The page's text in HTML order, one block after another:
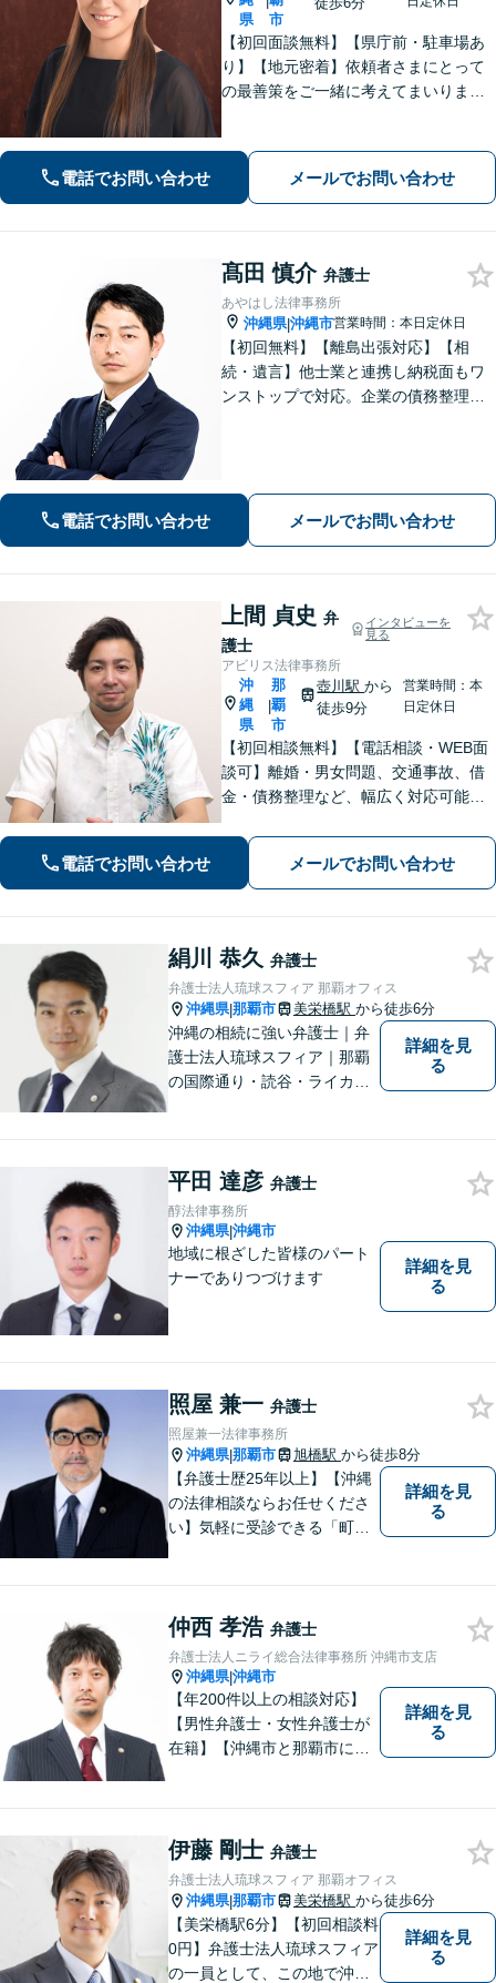
県
市
【初回面談無料】【県庁前・駐車場あ
り】【地元密着】依頼者さまにとって
の最善策をご一緒に考えてまいりま
【FP1級・宅地建物取引士・銀行業務
検定の資格あり】【WEB面談可】
電話でお問い合わせ メールでお問い合わせ
髙田 慎介 弁護士
あやはし法律事務所
沖縄県|沖縄市営業時間：本日定休日
【初回無料】【離島出張対応】【相
続・遺言】他士業と連携し納税面もワ
ンストップで対応。企業の債務整理も
り。家族にバレない整理を実現
電話でお問い合わせ メールでお問い合わせ
上間 貞史 弁
護士
インタビューを
見る
アビリス法律事務所
沖
縄
県
|
那
覇
市
壺川駅から
徒歩9分
営業時間：本
日定休日
【初回相談無料】【電話相談・WEB面
談可】離婚・男女問題、交通事故、借
金・債務整理など、幅広く対応可能で
談しやすい対応体制を整備していま
す。抱えているお悩みを解決いたしま
すので、お気軽にお問い合わせくださ
い。
電話でお問い合わせ メールでお問い合わせ
絹川 恭久 弁護士
弁護士法人琉球スフィア 那覇オフィス
沖縄県|那覇市 美栄橋駅 から徒歩6分
沖縄の相続に強い弁護士｜弁
護士法人琉球スフィア｜那覇
の国際通り・読谷・ライカム
を手掛けていきたいと思って
おります。どうぞよろしくお
願いします。
詳細を見
る
平田 達彦 弁護士
醇法律事務所
沖縄県|沖縄市
地域に根ざした皆様のパート
ナーでありつづけます
詳細を見
る
照屋 兼一 弁護士
照屋兼一法律事務所
沖縄県|那覇市 旭橋駅 から徒歩8分
【弁護士歴25年以上】【沖縄
の法律相談ならお任せくださ
い】気軽に受診できる「町医
かし、ひとりでも多く悩まれ
ている方を救います。ぜひご
相談ください。
詳細を見
る
仲西 孝浩 弁護士
弁護士法人ニライ総合法律事務所 沖縄市支店
沖縄県|沖縄市
【年200件以上の相談対応】
【男性弁護士・女性弁護士が
在籍】【沖縄市と那覇市に事
す。「沖縄ならではの習慣」
を熟知した弁護士が多数在
籍。
詳細を見
る
伊藤 剛士 弁護士
弁護士法人琉球スフィア 那覇オフィス
沖縄県|那覇市 美栄橋駅 から徒歩6分
【美栄橋駅6分】【初回相談料
0円】弁護士法人琉球スフィア
の一員として、この地で沖縄
詳細を見
る